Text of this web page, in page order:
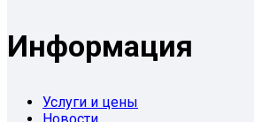
Информация
Услуги и цены